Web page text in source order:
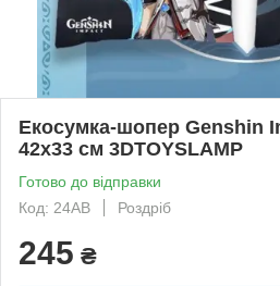
Екосумка-шопер Genshin
42х33 см 3DTOYSLAMP
Готово до відправки
Код: 24АВ
Роздріб
245 ₴